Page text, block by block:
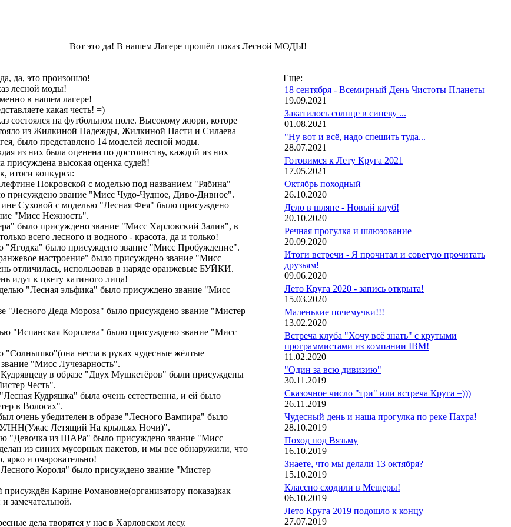
Вот это да! В нашем Лагере прошёл показ Лесной МОДЫ!
да, это произошло!
лесной моды!
в нашем лагере!
какая честь! =)
состоялся на футбольном поле. Высокому жюри, которе
из Жилкиной Надежды, Жилкиной Насти и Силаева
было представлено 14 моделей лесной моды.
из них была оценена по достоинству, каждой из них
присуждена высокая оценка судей!
итоги конкурса:
Покровской с моделью под названием "Рябина"
присуждено звание "Мисс Чудо-Чудное, Диво-Дивное".
Суховой с моделью "Лесная Фея" было присуждено
"Мисс Нежность".
было присуждено звание "Мисс Харловский Залив", в
всего лесного и водного - красота, да и только!
"Ягодка" было присуждено звание "Мисс Пробуждение".
настроение" было присуждено звание "Мисс
отличилась, использовав в наряде оранжевые БУЙКИ.
идут к цвету катиного лица!
"Лесная эльфика" было присуждено звание "Мисс
"Лесного Деда Мороза" было присуждено звание "Мистер
"Испанская Королева" было присуждено звание "Мисс
несла в руках чудесные жёлтые
"Мисс Лучезарность".
в образе "Двух Мушкетёров" были присуждены
Честь".
Кудряшка" была очень естественна, и ей было
в Волосах".
очень убедителен в образе "Лесного Вампира" было
Летящий На крыльях Ночи)".
"Девочка из ШАРа" было присуждено звание "Мисс
из синих мусорных пакетов, и мы все обнаружили, что
ярко и очаровательно!
Короля" было присуждено звание "Мистер
Карине Романовне(организатору показа)как
замечательной.
дела творятся у нас в Харловском лесу.
Еще:
18 сентября - Всемирный День Чистоты Планеты
19.09.2021
Закатилось солнце в синеву ...
01.08.2021
"Ну вот и всё, надо спешить туда...
28.07.2021
Готовимся к Лету Круга 2021
17.05.2021
Октябрь походный
26.10.2020
Дело в шляпе - Новый клуб!
20.10.2020
Речная прогулка и шлюзование
20.09.2020
Итоги встречи - Я прочитал и советую прочитать
друзьям!
09.06.2020
Лето Круга 2020 - запись открыта!
15.03.2020
Маленькие почемучки!!!
13.02.2020
Встреча клуба "Хочу всё знать" с крутыми
программистами из компании IBM!
11.02.2020
"Один за всю дивизию"
30.11.2019
Сказочное число "три" или встреча Круга =)))
26.11.2019
Чудесный день и наша прогулка по реке Пахра!
28.10.2019
Поход под Вязьму
16.10.2019
Знаете, что мы делали 13 октября?
15.10.2019
Классно сходили в Мещеры!
06.10.2019
Лето Круга 2019 подошло к концу
27.07.2019